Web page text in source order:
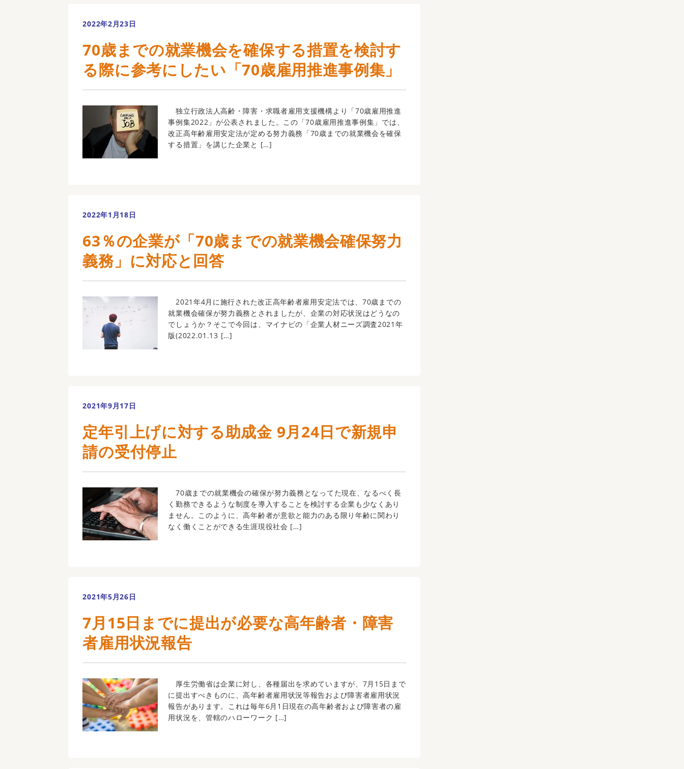
2022年2月23日
70歳までの就業機会を確保する措置を検討す
る際に参考にしたい「70歳雇用推進事例集」
独立行政法人高齢・障害・求職者雇用支援機構より「70歳雇用推進
事例集2022」が公表されました。この「70歳雇用推進事例集」では、
改正高年齢雇用安定法が定める努力義務「70歳までの就業機会を確保
する措置」を講じた企業と […]
2022年1月18日
63％の企業が「70歳までの就業機会確保努力
義務」に対応と回答
2021年4月に施行された改正高年齢者雇用安定法では、70歳までの
就業機会確保が努力義務とされましたが、企業の対応状況はどうなの
でしょうか？そこで今回は、マイナビの「企業人材ニーズ調査2021年
版(2022.01.13 […]
2021年9月17日
定年引上げに対する助成金 9月24日で新規申
請の受付停止
70歳までの就業機会の確保が努力義務となってた現在、なるべく長
く勤務できるような制度を導入することを検討する企業も少なくあり
ません。このように、高年齢者が意欲と能力のある限り年齢に関わり
なく働くことができる生涯現役社会 […]
2021年5月26日
7月15日までに提出が必要な高年齢者・障害
者雇用状況報告
厚生労働省は企業に対し、各種届出を求めていますが、7月15日まで
に提出すべきものに、高年齢者雇用状況等報告および障害者雇用状況
報告があります。これは毎年6月1日現在の高年齢者および障害者の雇
用状況を、管轄のハローワーク […]